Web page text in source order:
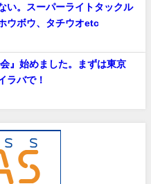
い。スーパーライトタックル
ウボウ、タチウオetc
会』始めました。まずは東京
ラバで！